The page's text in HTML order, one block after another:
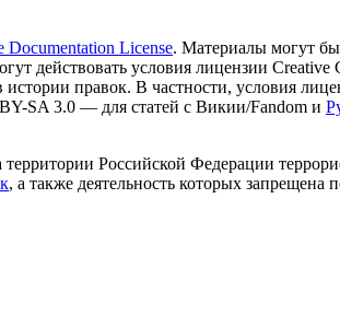
License. Материалы могут
действовать условия лицензии
правок. В частности, условия
SA 3.0 — для статей с Викии/Fandom и
Российской Федерации
, а также деятельность которых